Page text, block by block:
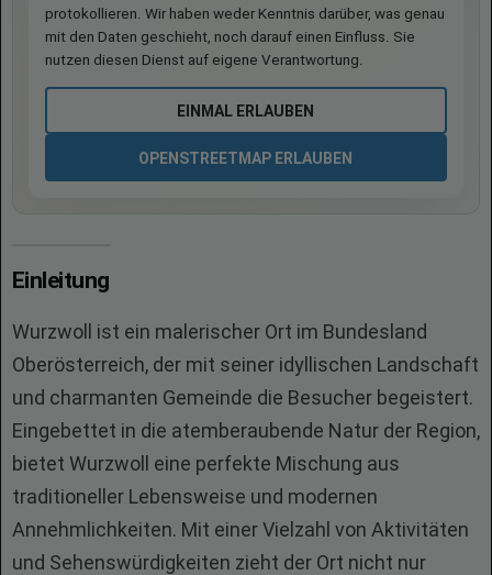
protokollieren. Wir haben weder Kenntnis darüber, was genau
mit den Daten geschieht, noch darauf einen Einfluss. Sie
nutzen diesen Dienst auf eigene Verantwortung.
EINMAL ERLAUBEN
OPENSTREETMAP ERLAUBEN
Einleitung
Wurzwoll ist ein malerischer Ort im Bundesland
Oberösterreich, der mit seiner idyllischen Landschaft
und charmanten Gemeinde die Besucher begeistert.
Eingebettet in die atemberaubende Natur der Region,
bietet Wurzwoll eine perfekte Mischung aus
traditioneller Lebensweise und modernen
Annehmlichkeiten. Mit einer Vielzahl von Aktivitäten
und Sehenswürdigkeiten zieht der Ort nicht nur